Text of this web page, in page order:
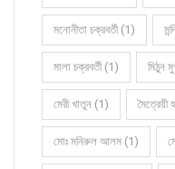
মনোনীতা চক্রবর্তী (1)
মালা চক্রবর্তী (1) মিঠুন
মেরী খাতুন (1) মৈত্রেয়ী
মোঃ মনিরুল আলম (1)